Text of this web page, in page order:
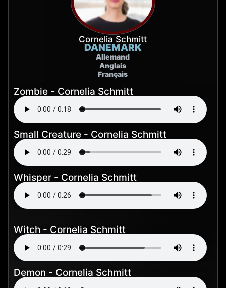
Cornelia Schmitt
DANEMARK
Allemand
Anglais
Français
Zombie - Cornelia Schmitt
Small Creature - Cornelia Schmitt
Whisper - Cornelia Schmitt
Witch - Cornelia Schmitt
Demon - Cornelia Schmitt